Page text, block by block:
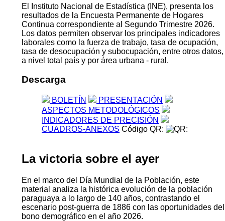
El Instituto Nacional de Estadística (INE), presenta los
resultados de la Encuesta Permanente de Hogares
Continua correspondiente al Segundo Trimestre 2026.
Los datos permiten observar los principales indicadores
laborales como la fuerza de trabajo, tasa de ocupación,
tasa de desocupación y subocupación, entre otros datos,
a nivel total país y por área urbana - rural.
Descarga
BOLETÍN
PRESENTACIÓN
ASPECTOS METODOLÓGICOS
INDICADORES DE PRECISIÓN
CUADROS-ANEXOS Código QR:
La victoria sobre el ayer
En el marco del Día Mundial de la Población, este
material analiza la histórica evolución de la población
paraguaya a lo largo de 140 años, contrastando el
escenario post-guerra de 1886 con las oportunidades del
bono demográfico en el año 2026.